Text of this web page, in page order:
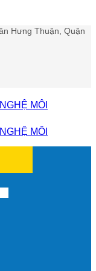
Hưng Thuận, Quận